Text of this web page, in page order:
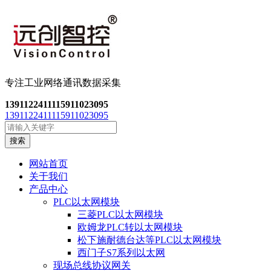
专注工业网络通讯数据采集
1391122411115911023095
1391122411115911023095
搜索
网站首页
关于我们
产品中心
PLC以太网模块
三菱PLC以太网模块
欧姆龙PLC转以太网模块
松下施耐德台达等PLC以太网模块
西门子S7系列以太网
现场总线协议网关